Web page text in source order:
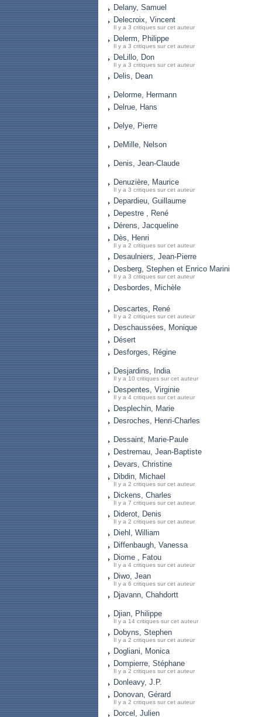
Delany, Samuel
Delecroix, Vincent
Il y a 3 critiques sur cet auteur
Delerm, Philippe
Il y a 3 critiques sur cet auteur
DeLillo, Don
Il y a 3 critiques sur cet auteur
Delis, Dean
Delorme, Hermann
Delrue, Hans
Delye, Pierre
DeMille, Nelson
Denis, Jean-Claude
Denuzière, Maurice
Il y a 3 critiques sur cet auteur
Depardieu, Guillaume
Depestre , René
Dérens, Jacqueline
Dès, Henri
Il y a 2 critiques sur cet auteur
Desaulniers, Jean-Pierre
Desberg, Stephen et Enrico Marini
Il y a 3 critiques sur cet auteur
Desbordes, Michèle
Descartes, René
Il y a 2 critiques sur cet auteur
Deschaussées, Monique
Désert
Desforges, Régine
Desjardins, India
Il y a 10 critiques sur cet auteur
Despentes, Virginie
Il y a 4 critiques sur cet auteur
Desplechin, Marie
Desroches, Henri-Charles
Dessaint, Marie-Paule
Destremau, Jean-Baptiste
Devars, Christine
Dibdin, Michael
Il y a 2 critiques sur cet auteur
Dickens, Charles
Il y a 7 critiques sur cet auteur
Diderot, Denis
Il y a 2 critiques sur cet auteur
Diehl, William
Diffenbaugh, Vanessa
Diome , Fatou
Il y a 4 critiques sur cet auteur
Diwo, Jean
Il y a 6 critiques sur cet auteur
Djavann, Chahdortt
Djian, Philippe
Il y a 14 critiques sur cet auteur
Dobyns, Stephen
Il y a 2 critiques sur cet auteur
Dogliani, Monica
Dompierre, Stéphane
Il y a 2 critiques sur cet auteur
Donleavy, J.P.
Donovan, Gérard
Il y a 2 critiques sur cet auteur
Dorcel, Julien